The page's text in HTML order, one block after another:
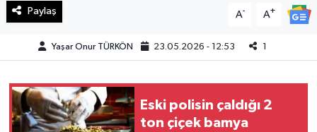
Paylaş A- A+
Yaşar Onur TÜRKÖN 23.05.2026 - 12:53 1
Eski polisin çaldığı 2
ton çiçek bamya
Spor
SürManşet
Teknoloji
Yaşam